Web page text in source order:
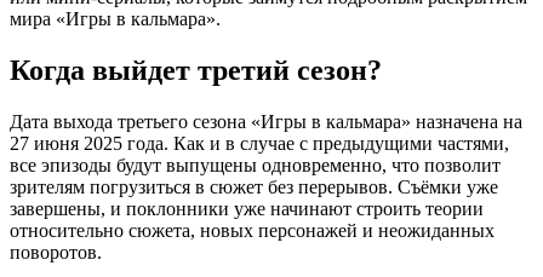
мира «Игры в кальмара».
Когда выйдет третий сезон?
Дата выхода третьего сезона «Игры в кальмара» назначена на
27 июня 2025 года. Как и в случае с предыдущими частями,
все эпизоды будут выпущены одновременно, что позволит
зрителям погрузиться в сюжет без перерывов. Съёмки уже
завершены, и поклонники уже начинают строить теории
относительно сюжета, новых персонажей и неожиданных
поворотов.